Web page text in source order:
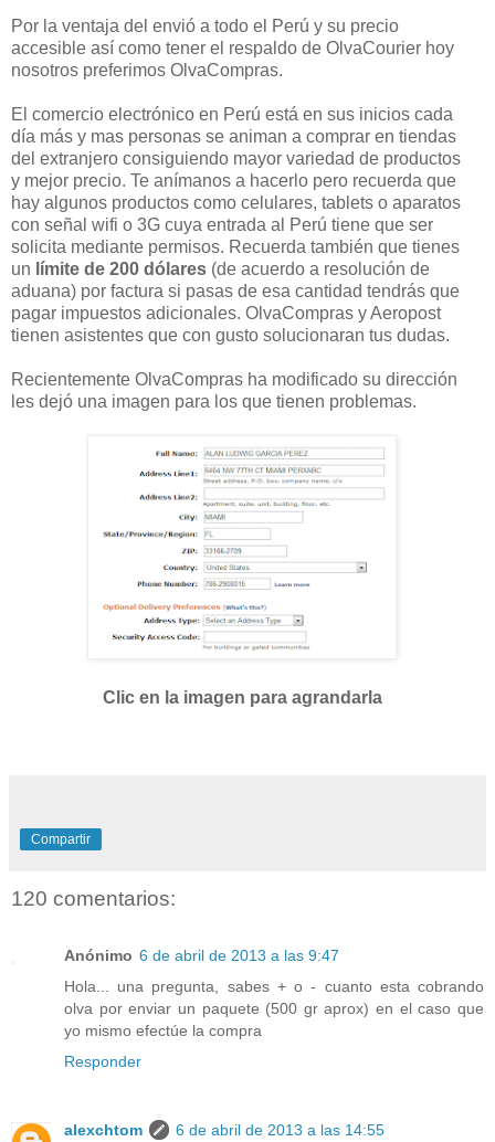
Por la ventaja del envió a todo el Perú y su precio
accesible así como tener el respaldo de OlvaCourier hoy
nosotros preferimos OlvaCompras.
El comercio electrónico en Perú está en sus inicios cada
día más y mas personas se animan a comprar en tiendas
del extranjero consiguiendo mayor variedad de productos
y mejor precio. Te anímanos a hacerlo pero recuerda que
hay algunos productos como celulares, tablets o aparatos
con señal wifi o 3G cuya entrada al Perú tiene que ser
solicita mediante permisos. Recuerda también que tienes
un límite de 200 dólares (de acuerdo a resolución de
aduana) por factura si pasas de esa cantidad tendrás que
pagar impuestos adicionales. OlvaCompras y Aeropost
tienen asistentes que con gusto solucionaran tus dudas.
Recientemente OlvaCompras ha modificado su dirección
les dejó una imagen para los que tienen problemas.
Clic en la imagen para agrandarla
Compartir
120 comentarios:
Anónimo 6 de abril de 2013 a las 9:47
Hola... una pregunta, sabes + o - cuanto esta cobrando
olva por enviar un paquete (500 gr aprox) en el caso que
yo mismo efectúe la compra
Responder
alexchtom
6 de abril de 2013 a las 14:55